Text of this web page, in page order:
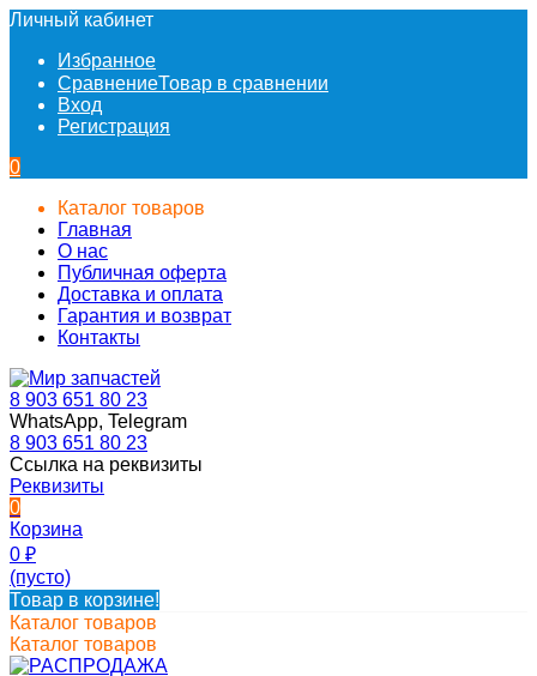
Личный кабинет
Избранное
СравнениеТовар в сравнении
Вход
Регистрация
0
Каталог товаров
Главная
О нас
Публичная оферта
Доставка и оплата
Гарантия и возврат
Контакты
8 903 651 80 23
WhatsApp, Telegram
8 903 651 80 23
Ссылка на реквизиты
Реквизиты
0
Корзина
0 ₽
(пусто)
Товар в корзине!
Каталог товаров
Каталог товаров